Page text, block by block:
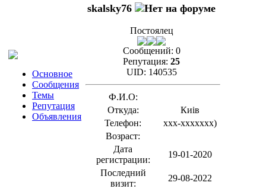
Основное
Сообщения
Темы
Репутация
Объявления
skalsky76
Постоялец
Сообщений: 0
Репутация: 25
UID: 140535
Ф.И.О:
Откуда:
Киів
Телефон:
xxx-xxxxxxx)
Возраст:
Дата
регистрации:
19-01-2020
Последний
визит:
29-08-2022